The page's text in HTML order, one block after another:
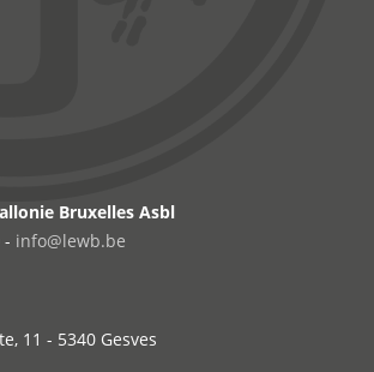
Bruxelles Asbl
- info@lewb.be
11 - 5340 Gesves